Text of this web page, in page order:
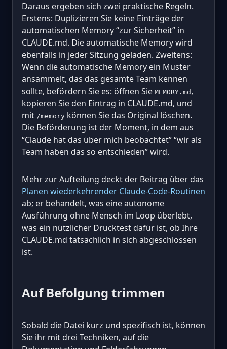
Daraus ergeben sich zwei praktische Regeln.
Erstens: Duplizieren Sie keine Einträge der
automatischen Memory “zur Sicherheit” in
CLAUDE.md. Die automatische Memory wird
ebenfalls in jeder Sitzung geladen. Zweitens:
Wenn die automatische Memory ein Muster
ansammelt, das das gesamte Team kennen
sollte, befördern Sie es: öffnen Sie MEMORY.md ,
kopieren Sie den Eintrag in CLAUDE.md, und
mit /memory können Sie das Original löschen.
Die Beförderung ist der Moment, in dem aus
“Claude hat das über mich beobachtet” “wir als
Team haben das so entschieden” wird.
Mehr zur Aufteilung deckt der Beitrag über das
Planen wiederkehrender Claude-Code-Routinen
ab; er behandelt, was eine autonome
Ausführung ohne Mensch im Loop überlebt,
was ein nützlicher Drucktest dafür ist, ob Ihre
CLAUDE.md tatsächlich in sich abgeschlossen
ist.
Auf Befolgung trimmen
Sobald die Datei kurz und spezifisch ist, können
Sie ihr mit drei Techniken, auf die